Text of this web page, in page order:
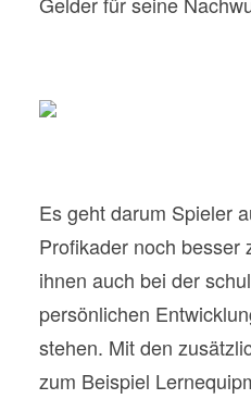
Es geht darum Spieler
Profikader noch besser
ihnen auch bei der
persönlichen
stehen. Mit den
zum Beispiel